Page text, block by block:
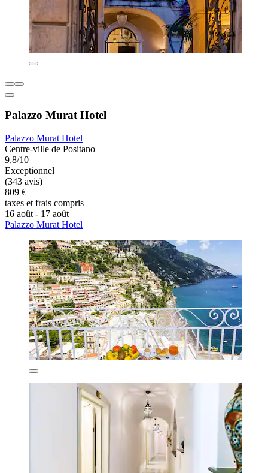
Palazzo Murat Hotel
Palazzo Murat Hotel
Centre-ville de Positano
9,8/10
Exceptionnel
(343 avis)
809 €
taxes et frais compris
16 août - 17 août
Palazzo Murat Hotel